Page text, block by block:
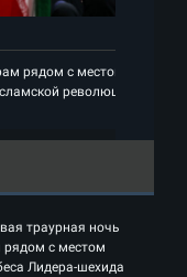
рядом с местом
революции
траурная ночь
с местом
Лидера-шехида